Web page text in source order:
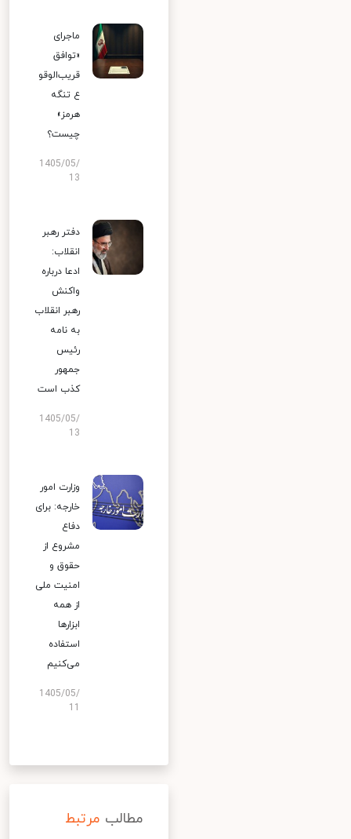
ماجرای
«توافق
قریب‌الوقو
ع تنگه
هرمز»
چیست؟
1405/05/
13
دفتر رهبر
انقلاب:
ادعا درباره
واکنش
رهبر انقلاب
به نامه
رئیس
جمهور
کذب است
1405/05/
13
وزارت امور
خارجه: برای
دفاع
مشروع از
حقوق و
امنیت ملی
از همه
ابزارها
استفاده
می‌کنیم
1405/05/
مطالب مرتبط